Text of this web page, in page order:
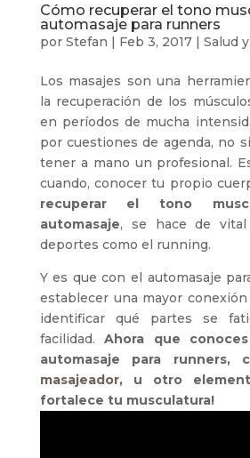
Cómo recuperar el tono
automasaje para runners
por Stefan | Feb 3, 2017| Salud
Los masajes son una
la recuperación de los
en períodos de mucha
por cuestiones de agenda, no
tener a mano un profesional.
cuando, conocer tu propio
recuperar el tono
automasaje, se hace de vital
deportes como el running.
Y es que con el automasaje
establecer una mayor
identificar qué partes se
facilidad.Ahora que
automasaje para runners,
masajeador, u otro
fortalece tu musculatura!